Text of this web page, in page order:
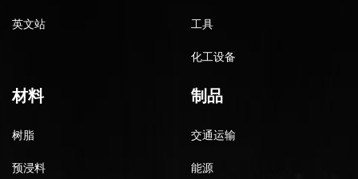
英文站 工具
化工设备
材料
树脂
预浸料
制品
交通运输
能源